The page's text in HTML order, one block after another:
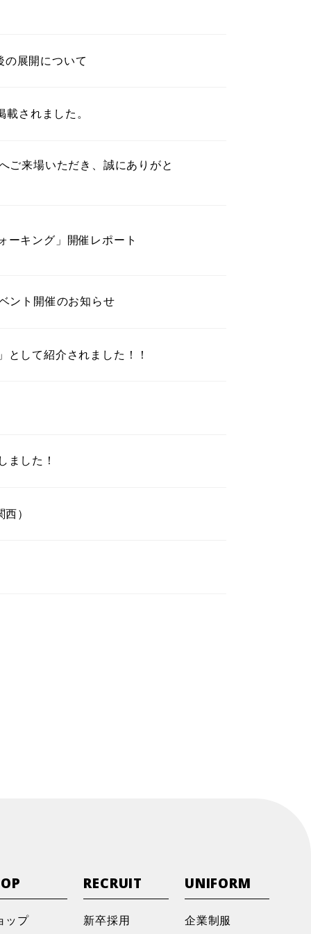
展開について
されました。
来場いただき、誠にありがと
ーキング」開催レポート
ント開催のお知らせ
して紹介されました！！
ました！
）
ント開催のお知らせ
して紹介されました！！
ップ
RECRUIT
新卒採用
UNIFORM
企業制服